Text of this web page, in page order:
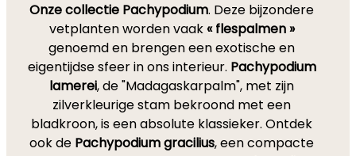
Onze collectie Pachypodium. Deze bijzondere
vetplanten worden vaak« flespalmen »
genoemd en brengen een exotische en
eigentijdse sfeer in ons interieur. Pachypodium
lamerei, de "Madagaskarpalm", met zijn
zilverkleurige stam bekroond met een
bladkroon, is een absolute klassieker. Ontdek
ook de Pachypodium gracilius, een compacte